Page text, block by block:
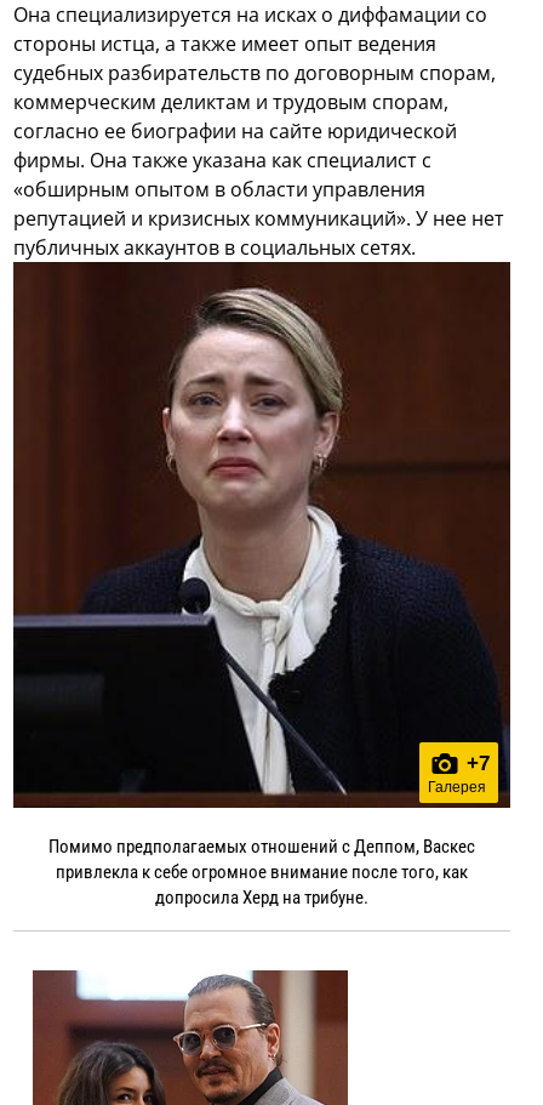
Она специализируется на исках о диффамации со
стороны истца, а также имеет опыт ведения
судебных разбирательств по договорным спорам,
коммерческим деликтам и трудовым спорам,
согласно ее биографии на сайте юридической
фирмы. Она также указана как специалист с
«обширным опытом в области управления
репутацией и кризисных коммуникаций». У нее нет
публичных аккаунтов в социальных сетях.
+7
Галерея
Помимо предполагаемых отношений с Деппом, Васкес
привлекла к себе огромное внимание после того, как
допросила Херд на трибуне.